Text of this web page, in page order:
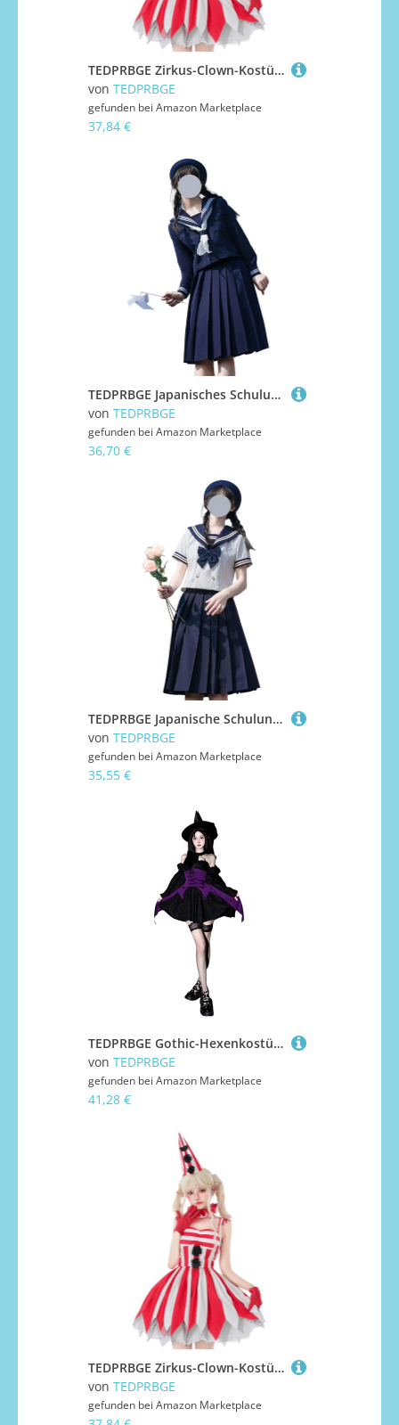
TEDPRBGE Zirkus-Clown-Kostüme, rot, ärmellos, Halloween, Cosplay, Kostüme für Damen, Größe M
von TEDPRBGE
gefunden bei Amazon Marketplace
37,84 €
TEDPRBGE Japanisches Schuluniform-Kostüm, Matrosenuniform, JK, Hemden, Uniform, Anime, Cosplay, Kostüme für Damen (Blau-Lange Ärmel + Rock, 80 cm, L)
von TEDPRBGE
gefunden bei Amazon Marketplace
36,70 €
TEDPRBGE Japanische Schuluniform-Kostüm, Matrosenuniform, JK, Hemden, Uniform, Anime, Cosplay, Kostüme für Damen (Blau, 43 cm, kurzärmelig, XXL)
von TEDPRBGE
gefunden bei Amazon Marketplace
35,55 €
TEDPRBGE Gothic-Hexenkostüm für Damen, schwarz, lila, Outfit, Hexe, Spitzkappe, ärmellos, Oberrock, Halloween, Cosplay, Kostüm, Größe L
von TEDPRBGE
gefunden bei Amazon Marketplace
41,28 €
TEDPRBGE Zirkus-Clown-Kostüme, rot, ärmellos, Halloween, Cosplay, Kostüme für Damen, Größe L
von TEDPRBGE
gefunden bei Amazon Marketplace